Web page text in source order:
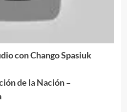
con Chango Spasiuk
de la Nación –